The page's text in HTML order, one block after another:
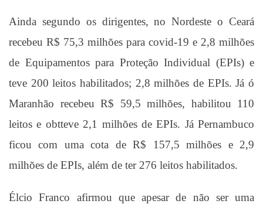
Ainda segundo os dirigentes, no Nordeste o Ceará
recebeu R$ 75,3 milhões para covid-19 e 2,8 milhões
de Equipamentos para Proteção Individual (EPIs) e
teve 200 leitos habilitados; 2,8 milhões de EPIs. Já ó
Maranhão recebeu R$ 59,5 milhões, habilitou 110
leitos e obtteve 2,1 milhões de EPIs. Já Pernambuco
ficou com uma cota de R$ 157,5 milhões e 2,9
milhões de EPIs, além de ter 276 leitos habilitados.
Élcio Franco afirmou que apesar de não ser uma